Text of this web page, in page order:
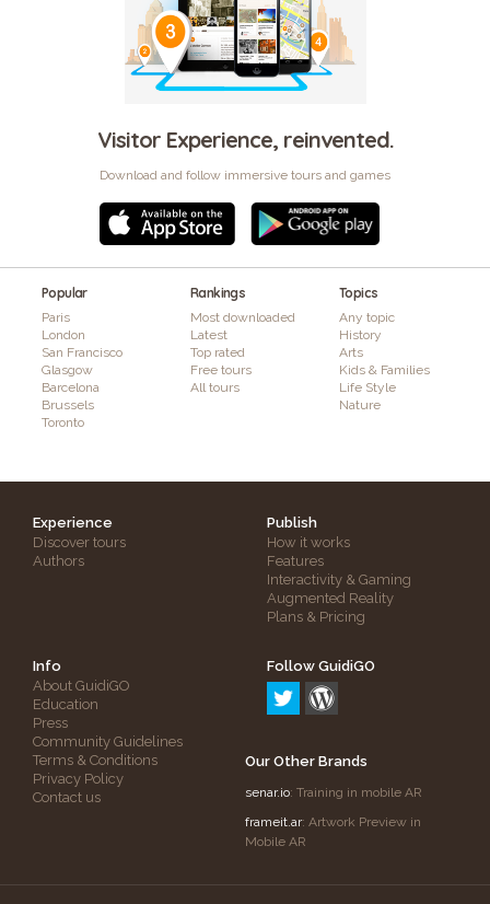
Visitor Experience, reinvented.
Download and follow immersive tours and games
Popular
Paris
London
San Francisco
Glasgow
Barcelona
Brussels
Toronto
Rankings
Most downloaded
Latest
Top rated
Free tours
All tours
Topics
Any topic
History
Arts
Kids & Families
Life Style
Nature
Experience
Discover tours
Authors
Publish
How it works
Features
Interactivity & Gaming
Augmented Reality
Plans & Pricing
Info
About GuidiGO
Education
Press
Community Guidelines
Terms & Conditions
Privacy Policy
Contact us
Follow GuidiGO
Our Other Brands
senar.io: Training in mobile AR
frameit.ar: Artwork Preview in
Mobile AR